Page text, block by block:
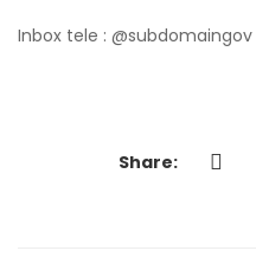
Inbox tele :
Share: